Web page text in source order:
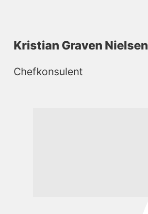
Kristian Graven Nielsen
Chefkonsulent